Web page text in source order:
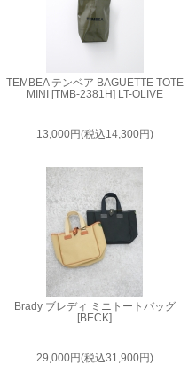
TEMBEA テンベア BAGUETTE TOTE
MINI [TMB-2381H] LT-OLIVE
13,000円(税込14,300円)
Brady ブレディ ミニトートバッグ
[BECK]
29,000円(税込31,900円)